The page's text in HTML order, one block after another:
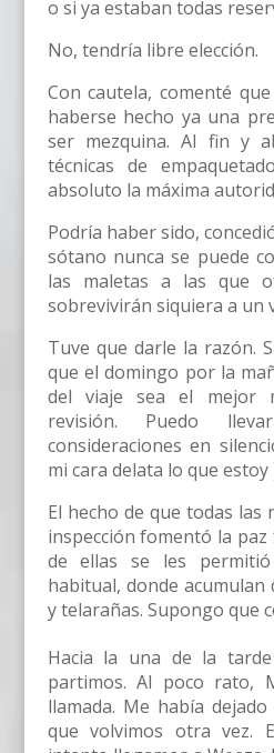
o si ya estaban todas
No, tendría libre elección.
Con cautela, comenté
haberse hecho ya una
ser mezquina. Al fin y
técnicas de
absoluto la máxima
Podría haber sido,
sótano nunca se puede
las maletas a las que
sobrevivirán siquiera a un
Tuve que darle la razón.
que el domingo por la
del viaje sea el mejor
revisión. Puedo
consideraciones en
mi cara delata lo que estoy
El hecho de que todas las
inspección fomentó la
de ellas se les
habitual, donde
y telarañas. Supongo que
Hacia la una de la
partimos. Al poco rato,
llamada. Me había
que volvimos otra vez.